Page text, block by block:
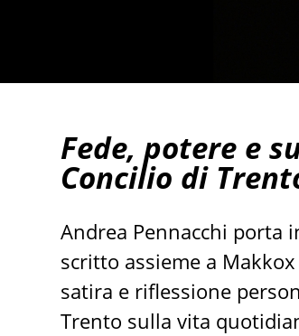
Fede, potere e
Concilio di
Andrea Pennacchi porta
scritto assieme a
satira e riflessione
Trento sulla vita